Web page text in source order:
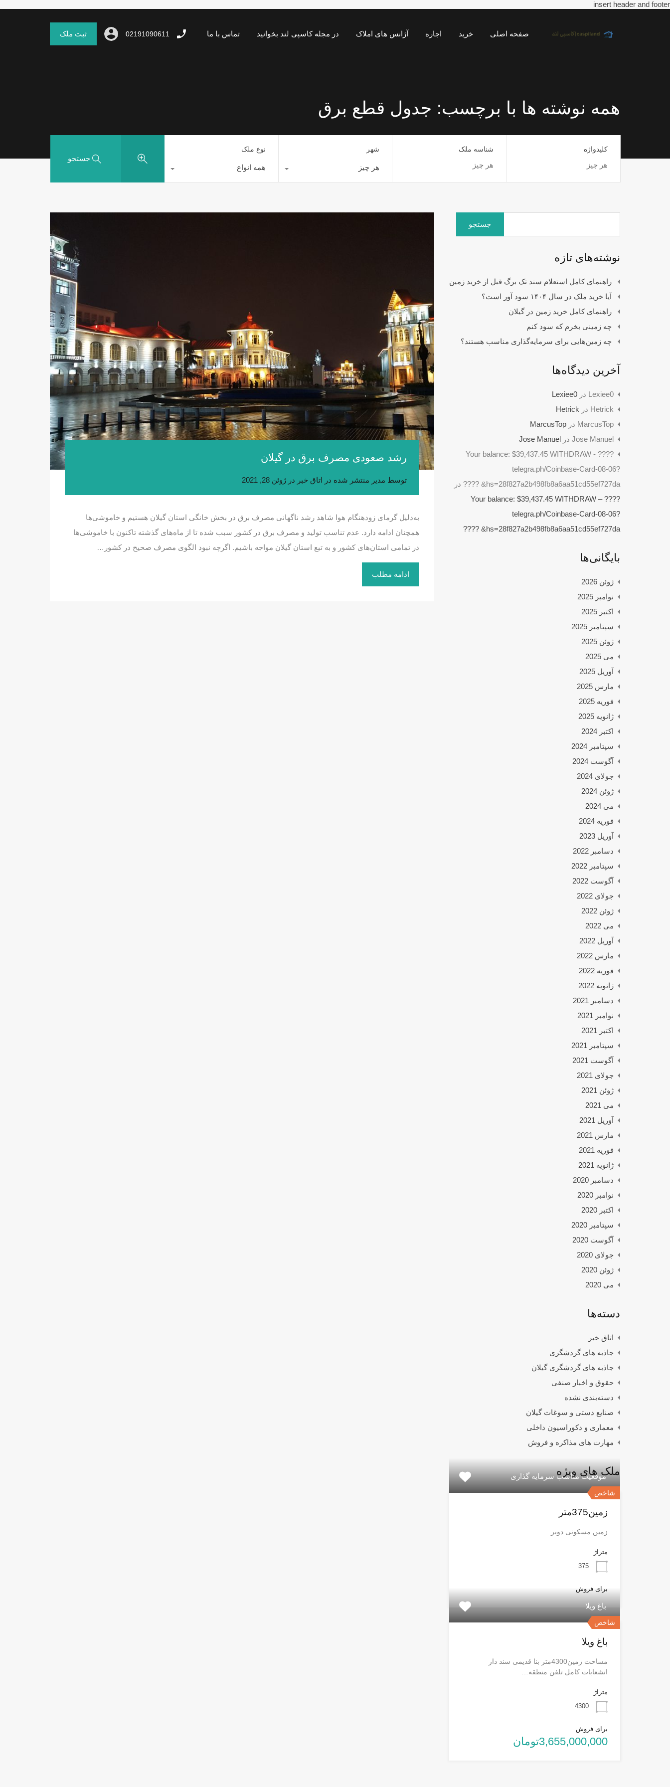
insert header and footer
صفحه اصلی خرید اجاره آژانس های املاک در مجله کاسپی لند بخوانید تماس با ما 02191090611 ثبت ملک
همه نوشته ها با برچسب: جدول قطع برق
کلیدواژه شناسه ملک شهر
هر چیز
نوع ملک
همه انواع
جستجو
رشد صعودی مصرف برق در گیلان
توسط مدیر منتشر شده در اتاق خبر درژوئن 28, 2021
به‌دلیل گرمای زودهنگام هوا شاهد رشد ناگهانی مصرف برق در بخش خانگی استان گیلان هستیم و خاموشی‌ها
همچنان ادامه دارد. عدم تناسب تولید و مصرف برق در کشور سبب شده تا از ماه‌های گذشته تاکنون با خاموشی‌ها
در تمامی استان‌های کشور و به تبع استان گیلان مواجه باشیم. اگرچه نبود الگوی مصرف صحیح در کشور…
ادامه مطلب
برای:
نوشته‌های تازه
راهنمای کامل استعلام سند تک برگ قبل از خرید زمین
آیا خرید ملک در سال ۱۴۰۴ سود آور است؟
راهنمای کامل خرید زمین در گیلان
چه زمینی بخرم که سود کنم
چه زمین‌هایی برای سرمایه‌گذاری مناسب هستند؟
آخرین دیدگاه‌ها
Lexiee0 درLexiee0
Hetrick در Hetrick
MarcusTop درMarcusTop
Jose Manuel درJose Manuel
????️ Your balance: $39,437.45 WITHDRAW -
telegra.ph/Coinbase-Card-08-06?
hs=28f827a2b498fb8a6aa51cd55ef727da& ????️
در
????️ Your balance: $39,437.45 WITHDRAW –
telegra.ph/Coinbase-Card-08-06?
hs=28f827a2b498fb8a6aa51cd55ef727da& ????️
بایگانی‌ها
ژوئن 2026
نوامبر 2025
اکتبر 2025
سپتامبر 2025
ژوئن 2025
می 2025
آوریل 2025
مارس 2025
فوریه 2025
ژانویه 2025
اکتبر 2024
سپتامبر 2024
آگوست 2024
جولای 2024
ژوئن 2024
می 2024
فوریه 2024
آوریل 2023
دسامبر 2022
سپتامبر 2022
آگوست 2022
جولای 2022
ژوئن 2022
می 2022
آوریل 2022
مارس 2022
فوریه 2022
ژانویه 2022
دسامبر 2021
نوامبر 2021
اکتبر 2021
سپتامبر 2021
آگوست 2021
جولای 2021
ژوئن 2021
می 2021
آوریل 2021
مارس 2021
فوریه 2021
ژانویه 2021
دسامبر 2020
نوامبر 2020
اکتبر 2020
سپتامبر 2020
آگوست 2020
جولای 2020
ژوئن 2020
می 2020
دسته‌ها
اتاق خبر
جاذبه های گردشگری
جاذبه های گردشگری گیلان
حقوق و اخبار صنفی
دسته‌بندی نشده
صنایع دستی و سوغات گیلان
معماری و دکوراسیون داخلی
مهارت های مذاکره و فروش
ملک های ویژه
شاخص
موقعیت مناسب سرمایه گذاری
زمین375متر
زمین مسکونی دوبر
متراژ
375
برای فروش
شاخص
باغ ویلا
باغ ویلا
مساحت زمین4300متر بنا قدیمی سند دار
انشعابات کامل تلفن منطقه…
متراژ
4300
برای فروش
3,655,000,000تومان